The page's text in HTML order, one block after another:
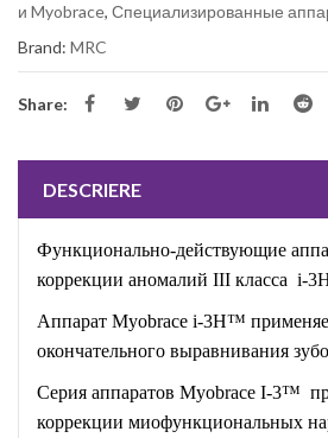
и Myobrace, Специализированные
Brand: MRC
Share:
DESCRIERE
Функционально-действующие
коррекции аномалий III класса i-
Аппарат Myobrace i-3H™
окончательного выравнивания
Серия аппаратов Myobrace I-3™
коррекции миофункциональных